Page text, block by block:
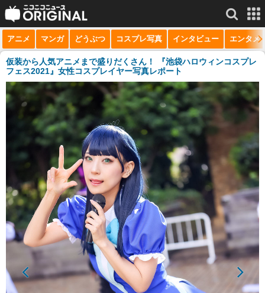
サービス一覧 もっと見る
niconico
動画
生放送
ニュース
チャンネル
マンガ
ニコニコQ
アニメ マンガ どうぶつ コスプレ写真 インタビュー エンタメ
仮装から人気アニメまで盛りだくさん！ 『池袋ハロウィンコスプレ
フェス2021』女性コスプレイヤー写真レポート